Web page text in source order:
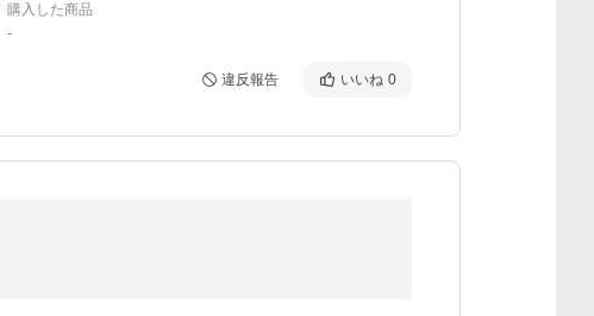
購入した商品
-
違反報告 いいね 0